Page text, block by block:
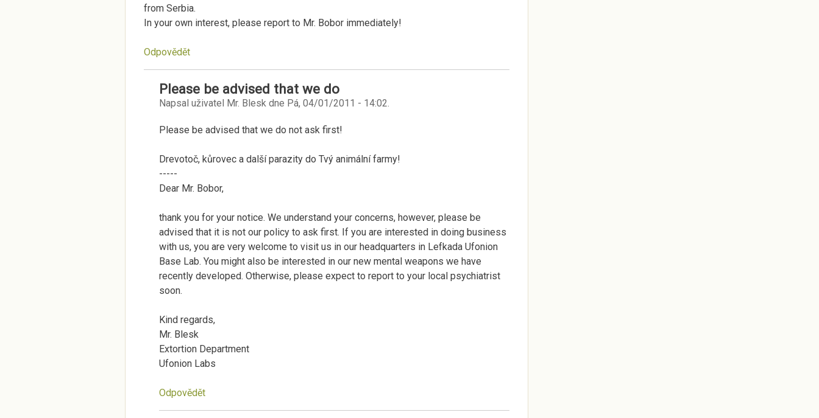
from Serbia.
In your own interest, please report to Mr. Bobor immediately!
Odpovědět
Please be advised that we do
Napsal uživatel Mr. Blesk dne Pá, 04/01/2011 - 14:02
Please be advised that we do not ask first!
Drevotoč, kůrovec a další parazity do Tvý animální farmy!
-----
Dear Mr. Bobor,
thank you for your notice. We understand your concerns, however, please be
advised that it is not our policy to ask first. If you are interested in doing business
with us, you are very welcome to visit us in our headquarters in Lefkada Ufonion
Base Lab. You might also be interested in our new mental weapons we have
recently developed. Otherwise, please expect to report to your local psychiatrist
soon.
Kind regards,
Mr. Blesk
Extortion Department
Ufonion Labs
Odpovědět